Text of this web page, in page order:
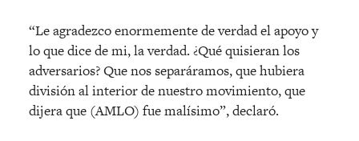
“Le agradezco enormemente de verdad el apoyo y
lo que dice de mi, la verdad. ¿Qué quisieran los
adversarios? Que nos separáramos, que hubiera
división al interior de nuestro movimiento, que
dijera que (AMLO) fue malísimo”, declaró.